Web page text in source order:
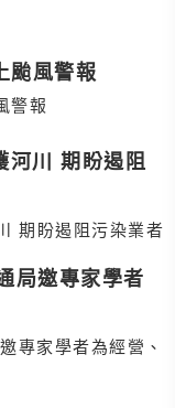
颱風警報
警報
河川 期盼遏阻
機械人AI視覺偵測保護河川 期盼遏阻污染業者
局邀專家學者